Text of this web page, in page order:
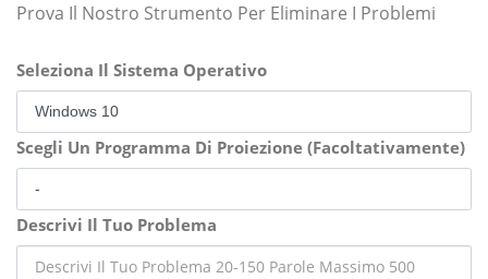
Prova Il Nostro Strumento Per Eliminare I Problemi
Seleziona Il Sistema Operativo
Scegli Un Programma Di Proiezione (Facoltativamente)
Descrivi Il Tuo Problema